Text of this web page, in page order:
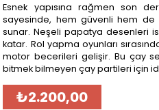
Esnek yapısına rağmen son
sayesinde, hem güvenli hem
sunar. Neşeli papatya desenleri
katar. Rol yapma oyunları
motor becerileri gelişir. Bu çay
bitmek bilmeyen çay partileri için
₺2.200,00